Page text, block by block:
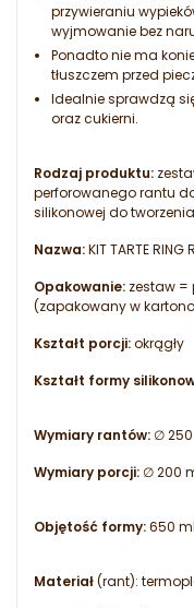
przywieraniu
wyjmowanie bez
Ponadto nie ma
tłuszczem przed
Idealnie sprawdzą
oraz cukierni.
Rodzaj produktu:
perforowanego rantu
silikonowej do
Nazwa:KIT TARTE RING
Opakowanie: zestaw =
(zapakowany w
Kształt porcji:okrągły
Kształt formy
Wymiary rantów: ∅
Wymiary porcji: ∅ 200
Objętość formy:650 ml
Materiał(rant):